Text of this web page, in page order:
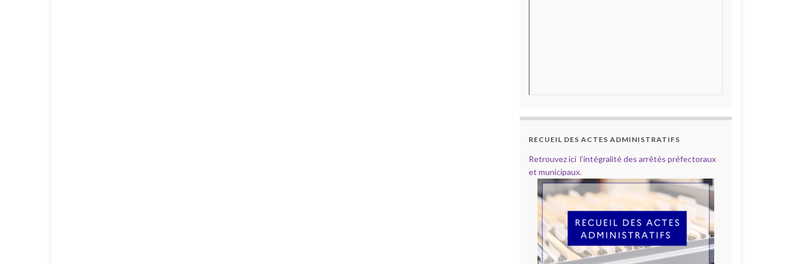
RECUEIL DES ACTES ADMINISTRATIFS
Retrouvez ici l’intégralité des arrêtés préfectoraux
et municipaux.